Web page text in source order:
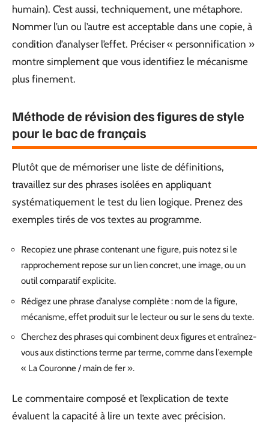
humain). C’est aussi, techniquement, une métaphore.
Nommer l’un ou l’autre est acceptable dans une copie, à
condition d’analyser l’effet. Préciser « personnification »
montre simplement que vous identifiez le mécanisme
plus finement.
Méthode de révision des figures de style
pour le bac de français
Plutôt que de mémoriser une liste de définitions,
travaillez sur des phrases isolées en appliquant
systématiquement le test du lien logique. Prenez des
exemples tirés de vos textes au programme.
Recopiez une phrase contenant une figure, puis notez si le
rapprochement repose sur un lien concret, une image, ou un
outil comparatif explicite.
Rédigez une phrase d’analyse complète : nom de la figure,
mécanisme, effet produit sur le lecteur ou sur le sens du texte.
Cherchez des phrases qui combinent deux figures et entraînez-
vous aux distinctions terme par terme, comme dans l’exemple
« La Couronne / main de fer ».
Le commentaire composé et l’explication de texte
évaluent la capacité à lire un texte avec précision.